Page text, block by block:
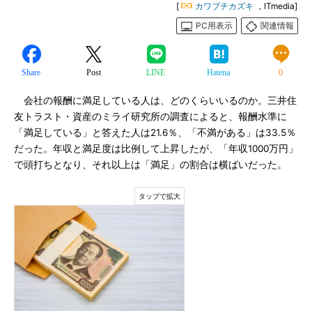
[ カワブチカズキ ，ITmedia]
PC用表示
関連情報
Share Post LINE Hatena 0
会社の報酬に満足している人は、どのくらいいるのか。三井住
友トラスト・資産のミライ研究所の調査によると、報酬水準に
「満足している」と答えた人は21.6％、「不満がある」は33.5％
だった。年収と満足度は比例して上昇したが、「年収1000万円」
で頭打ちとなり、それ以上は「満足」の割合は横ばいだった。